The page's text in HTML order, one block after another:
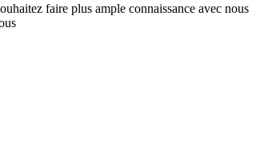
faire plus ample connaissance avec nous